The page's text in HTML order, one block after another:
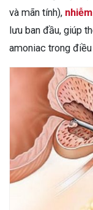
và mãn tính),
lưu ban đầu, giúp
amoniac trong điều